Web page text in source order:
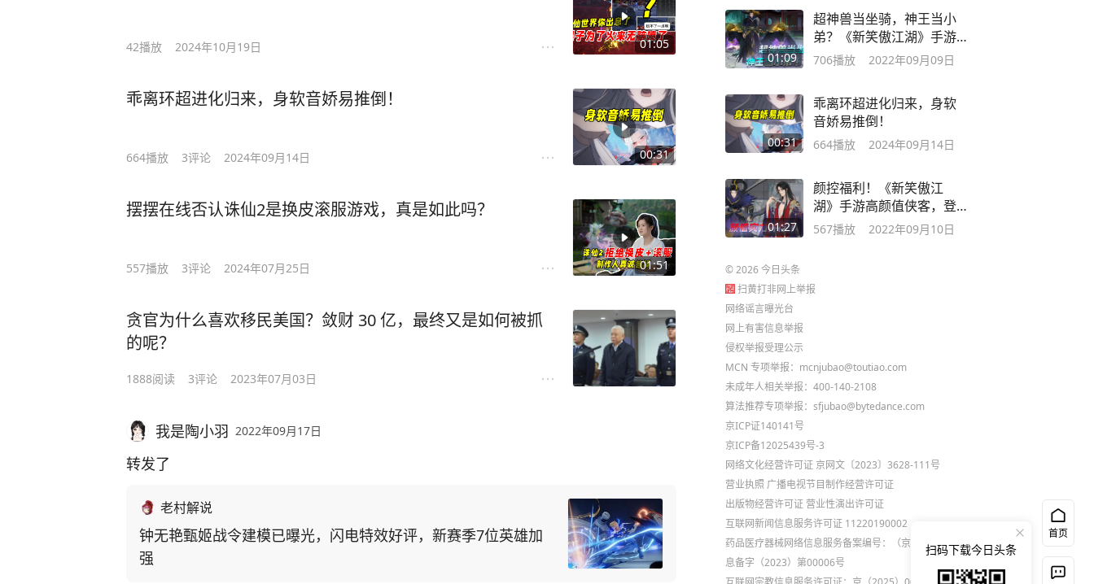
01:05
42播放 2024年10月19日
00:31
乖离环超进化归来，身软音娇易推倒！
664播放 3评论 2024年09月14日
01:51
摆摆在线否认诛仙2是换皮滚服游戏，真是如此吗？
557播放 3评论 2024年07月25日
贪官为什么喜欢移民美国？敛财 30 亿，最终又是如何被抓
的呢？
1888阅读 3评论 2023年07月03日
我是陶小羽 2022年09月17日
转发了
老村解说
钟无艳甄姬战令建模已曝光，闪电特效好评，新赛季7位英雄加
强
01:09
超神兽当坐骑，神王当小
弟？《新笑傲江湖》手游
圆你的修真梦！
706播放 2022年09月09日
00:31
乖离环超进化归来，身软
音娇易推倒！
664播放 2024年09月14日
01:27
颜控福利！《新笑傲江
湖》手游高颜值侠客，登
录就能领！
567播放 2022年09月10日
©2026今日头条
扫黄打非网上举报
网络谣言曝光台
网上有害信息举报
侵权举报受理公示
MCN 专项举报：mcnjubao@toutiao.com
未成年人相关举报：400-140-2108
算法推荐专项举报：sfjubao@bytedance.com
京ICP证140141号
京ICP备12025439号-3
网络文化经营许可证 京网文〔2023〕3628-111号
营业执照 广播电视节目制作经营许可证
出版物经营许可证 营业性演出许可证
互联网新闻信息服务许可证 11220190002
药品医疗器械网络信息服务备案编号：（京）网药械信
息备字（2023）第00006号
首页
扫码下载今日头条